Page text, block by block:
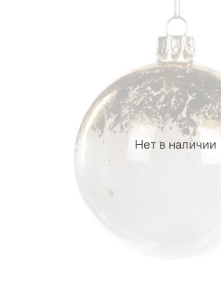
Нет в наличии